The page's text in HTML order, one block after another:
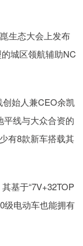
生态大会上发布
城区领航辅助NC
始人兼CEO余凯
平线与大众合资的
有8款新车搭载其
基于“7V+32TOP
级电动车也能拥有